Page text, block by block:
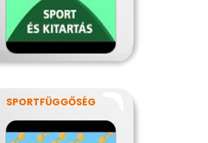
SPORTFÜGGŐSÉG